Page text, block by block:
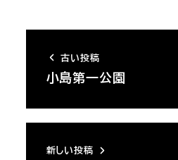
古い投稿
小島第一公園
新しい投稿